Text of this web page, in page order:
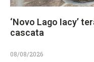
‘Novo Lago Iacy’
cascata
08/08/2026